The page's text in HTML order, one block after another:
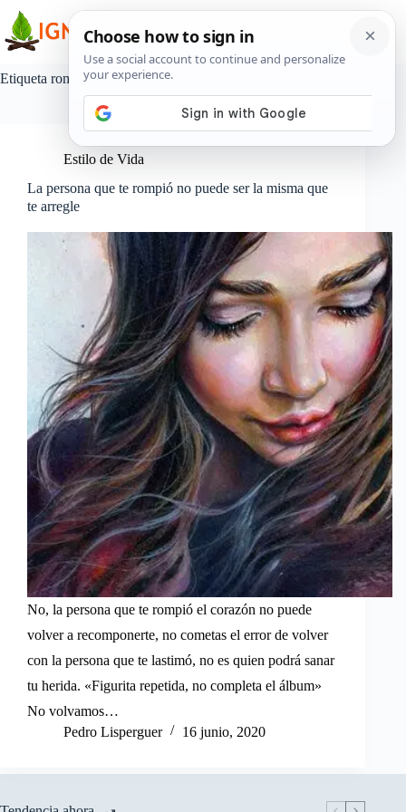
contenido
Etiqueta rompio
Estilo de Vida
La persona que te rompió no puede ser la misma que
te arregle
No, la persona que te rompió el corazón no puede
volver a recomponerte, no cometas el error de volver
con la persona que te lastimó, no es quien podrá sanar
tu herida. «Figurita repetida, no completa el álbum»
No volvamos…
Pedro Lisperguer
16 junio, 2020